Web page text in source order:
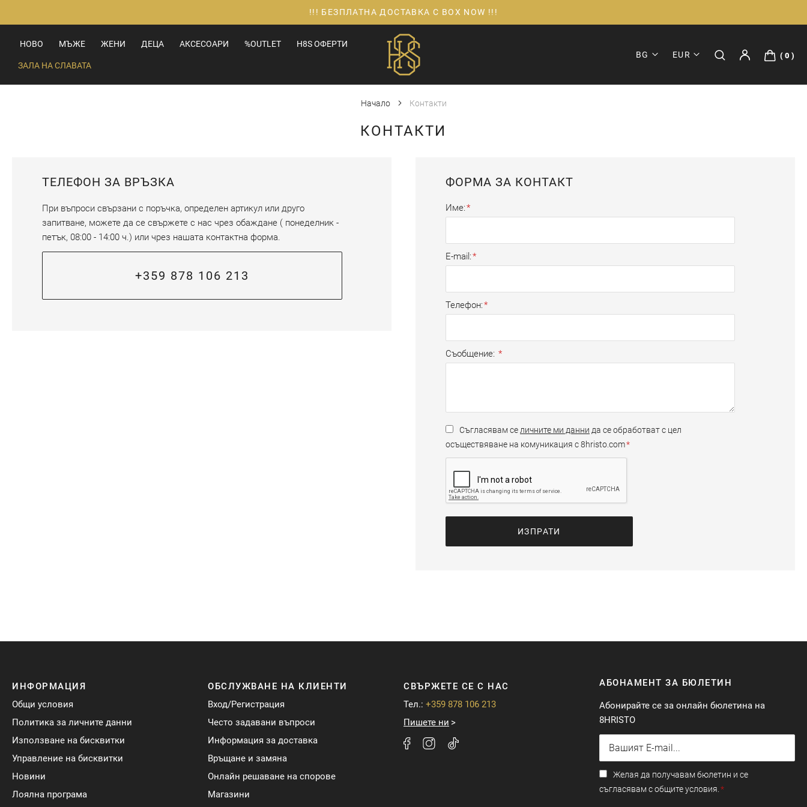
към
съдържанието
!!! БЕЗПЛАТНА ДОСТАВКА С BOX NOW !!!
НОВО МЪЖЕ ЖЕНИ ДЕЦА АКСЕСОАРИ %OUTLET H8S ОФЕРТИ
ЗАЛА НА СЛАВАТА
BG EUR 0
Начало Контакти
КОНТАКТИ
ТЕЛЕФОН ЗА ВРЪЗКА
При въпроси свързани с поръчка, определен артикул или друго
запитване, можете да се свържете с нас чрез обаждане ( понеделник -
петък, 08:00 - 14:00 ч.) или чрез нашата контактна форма.
+359 878 106 213
ФОРМА ЗА КОНТАКТ
Име
E-mail
Телефон
Съобщение
Съгласявам се личните ми данни да се обработват с цел
осъществяване на комуникация с 8hristo.com
ИЗПРАТИ
ИНФОРМАЦИЯ
Общи условия
Политика за личните данни
Използване на бисквитки
Управление на бисквитки
Новини
Лоялна програма
ОБСЛУЖВАНЕ НА КЛИЕНТИ
Вход/Регистрация
Често задавани въпроси
Информация за доставка
Връщане и замяна
Онлайн решаване на спорове
Магазини
СВЪРЖЕТЕ СЕ С НАС
Тел.: +359 878 106 213
Пишете ни
АБОНАМЕНТ ЗА БЮЛЕТИН
Абонирайте се за онлайн бюлетина на
8HRISTO
Желая да получавам бюлетин и се
съгласявам с общите условия.